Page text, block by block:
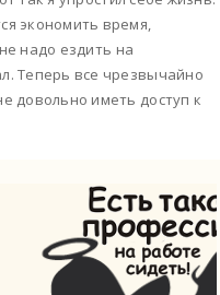
экономить время,
надо ездить на
Теперь все чрезвычайно
довольно иметь доступ к